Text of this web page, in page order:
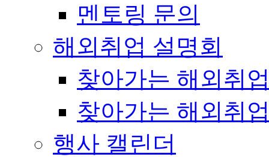
멘토링 문의
해외취업 설명회
찾아가는 해외취
찾아가는 해외취
행사 캘린더